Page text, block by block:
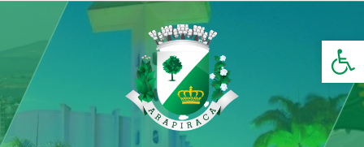
Barra de Ferramentas Aberta
conteúdo
lateral
esquerda